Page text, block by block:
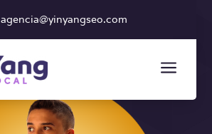
agencia@yinyangseo.com
a